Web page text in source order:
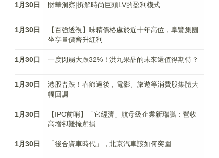
1月30日 財華洞察|拆解時尚巨頭LV的盈利模式
1月30日
【百強透視】味精價格處於近十年高位，阜豐集團
坐享量價齊升紅利
1月30日 一度閃崩大跌32%！洪九果品的未來還值得期待？
1月30日
港股普跌！春節過後，電影、旅遊等消費股集體大
幅回調
1月30日
【IPO前哨】「它經濟」航母級企業新瑞鵬：營收
高增卻難掩虧損
1月30日 「後合資車時代」，北京汽車該如何突圍